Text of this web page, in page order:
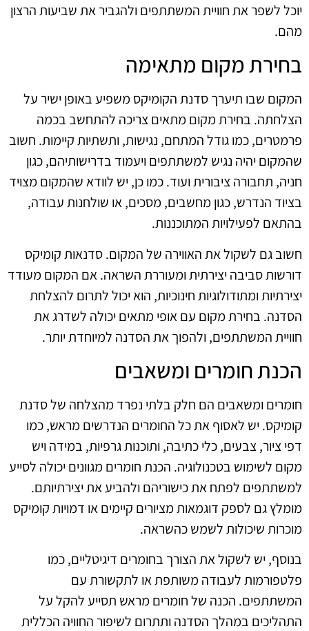
יוכל לשפר את חוויית המשתתפים ולהגביר את שביעות הרצון
מהם.
בחירת מקום מתאימה
המקום שבו תיערך סדנת הקומיקס משפיע באופן ישיר על
הצלחתה. בחירת מקום מתאים צריכה להתחשב בכמה
פרמטרים, כמו גודל המתחם, נגישות, ותשתיות קיימות. חשוב
שהמקום יהיה נגיש למשתתפים ויעמוד בדרישותיהם, כגון
חניה, תחבורה ציבורית ועוד. כמו כן, יש לוודא שהמקום מצויד
בציוד הנדרש, כגון מחשבים, מסכים, או שולחנות עבודה,
בהתאם לפעילויות המתוכננות.
חשוב גם לשקול את האווירה של המקום. סדנאות קומיקס
דורשות סביבה יצירתית ומעוררת השראה. אם המקום מעודד
יצירתיות ומתודולוגיות חינוכיות, הוא יכול לתרום להצלחת
הסדנה. בחירת מקום עם אופי מתאים יכולה לשדרג את
חוויית המשתתפים, ולהפוך את הסדנה למיוחדת יותר.
הכנת חומרים ומשאבים
חומרים ומשאבים הם חלק בלתי נפרד מהצלחה של סדנת
קומיקס. יש לאסוף את כל החומרים הנדרשים מראש, כמו
דפי ציור, צבעים, כלי כתיבה, ותוכנות גרפיות, במידה ויש
מקום לשימוש בטכנולוגיה. הכנת חומרים מגוונים יכולה לסייע
למשתתפים לפתח את כישוריהם ולהביע את יצירתיותם.
מומלץ גם לספק דוגמאות מציורים קיימים או דמויות קומיקס
מוכרות שיכולות לשמש כהשראה.
בנוסף, יש לשקול את הצורך בחומרים דיגיטליים, כמו
פלטפורמות לעבודה משותפת או לתקשורת עם
המשתתפים. הכנה של חומרים מראש תסייע להקל על
התהליכים במהלך הסדנה ותתרום לשיפור החוויה הכללית